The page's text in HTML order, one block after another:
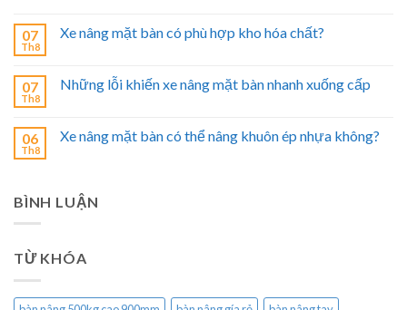
07
Th8
Xe nâng mặt bàn có phù hợp kho hóa chất?
07
Th8
Những lỗi khiến xe nâng mặt bàn nhanh xuống cấp
06
Th8
Xe nâng mặt bàn có thể nâng khuôn ép nhựa không?
BÌNH LUẬN
TỪ KHÓA